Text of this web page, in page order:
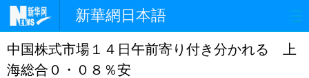
新華網日本語
ホームページ 政治 経済
中国株式市場１４日午前寄り付き分かれる 上
海総合０・０８％安